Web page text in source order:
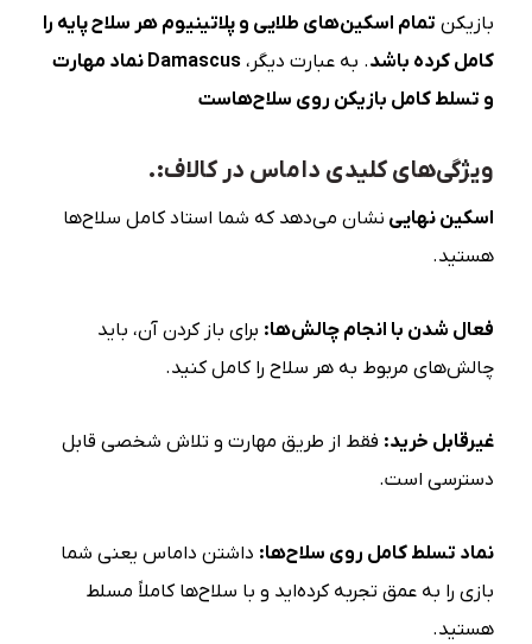
بازیکن تمام اسکین‌های طلایی و پلاتینیوم هر سلاح پایه را
کامل کرده باشد. به عبارت دیگر،Damascus نماد مهارت
و تسلط کامل بازیکن روی سلاح‌هاست
ویژگی‌های کلیدی داماس در کالاف:.
اسکین نهایی نشان می‌دهد که شما استاد کامل سلاح‌ها
هستید.
فعال شدن با انجام چالش‌ها: برای باز کردن آن، باید
چالش‌های مربوط به هر سلاح را کامل کنید.
غیرقابل خرید: فقط از طریق مهارت و تلاش شخصی قابل
دسترسی است.
نماد تسلط کامل روی سلاح‌ها: داشتن داماس یعنی شما
بازی را به عمق تجربه کرده‌اید و با سلاح‌ها کاملاً مسلط
هستید.